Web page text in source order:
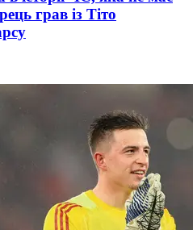
грав із Тіто